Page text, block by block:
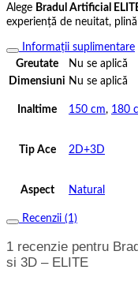
Alege Bradul Artificial
experiență de neuitat,
Informații suplimentare
Greutate
Nu se aplică
Dimensiuni Nu se aplică
Inaltime 150 cm, 180
Tip Ace 2D+3D
Aspect Natural
Recenzii (1)
1 recenzie pentru
si 3D – ELITE